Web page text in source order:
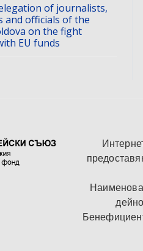
of journalists,
and officials of the
on the fight
EU funds